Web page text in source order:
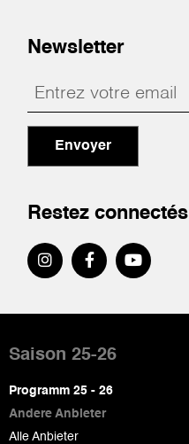
Newsletter
Envoyer
Restez connectés
de
page
Saison 25-26
Programm 25 - 26
Andere Anbieter
Alle Anbieter